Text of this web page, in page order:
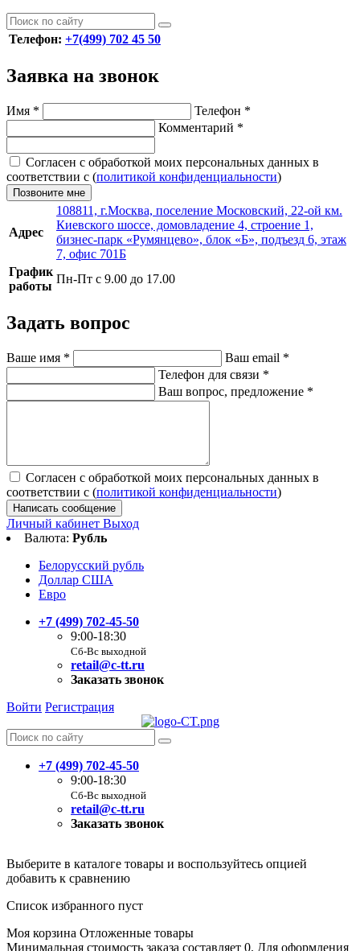
Телефон: +7(499) 702 45 50
Заявка на звонок
Имя * Телефон *
Комментарий *
Согласен с обработкой моих персональных данных в
соответствии с (политикой конфиденциальности)
Позвоните мне
Адрес
108811, г.Москва, поселение Московский, 22-ой км.
Киевского шоссе, домовладение 4, строение 1,
бизнес-парк «Румянцево», блок «Б», подъезд 6, этаж
7, офис 701Б
График
работы
Пн-Пт с 9.00 до 17.00
Задать вопрос
Ваше имя * Ваш email *
Телефон для связи *
Ваш вопрос, предложение *
Согласен с обработкой моих персональных данных в
соответствии с (политикой конфиденциальности)
Написать сообщение
Личный кабинет Выход
Валюта: Рубль
Белорусский рубль
Доллар США
Евро
+7 (499) 702-45-50
9:00-18:30
Сб-Вс выходной
retail@c-tt.ru
Заказать звонок
Войти Регистрация
+7 (499) 702-45-50
9:00-18:30
Сб-Вс выходной
retail@c-tt.ru
Заказать звонок
Выберите в каталоге товары и воспользуйтесь опцией
добавить к сравнению
Список избранного пуст
Моя корзина Отложенные товары
Минимальная стоимость заказа составляет 0. Для оформления